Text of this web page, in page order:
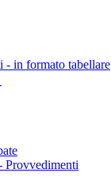
in formato tabellare
Provvedimenti